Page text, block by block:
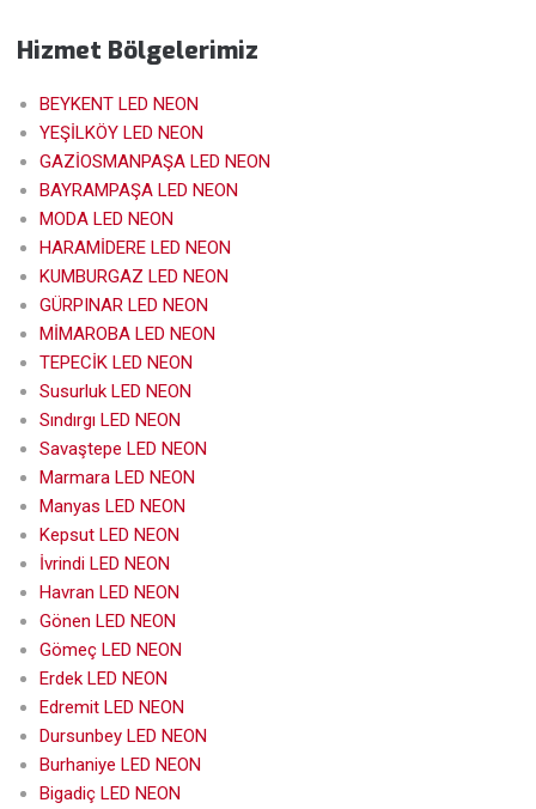
Hizmet Bölgelerimiz
BEYKENT LED NEON
YEŞİLKÖY LED NEON
GAZİOSMANPAŞA LED NEON
BAYRAMPAŞA LED NEON
MODA LED NEON
HARAMİDERE LED NEON
KUMBURGAZ LED NEON
GÜRPINAR LED NEON
MİMAROBA LED NEON
TEPECİK LED NEON
Susurluk LED NEON
Sındırgı LED NEON
Savaştepe LED NEON
Marmara LED NEON
Manyas LED NEON
Kepsut LED NEON
İvrindi LED NEON
Havran LED NEON
Gönen LED NEON
Gömeç LED NEON
Erdek LED NEON
Edremit LED NEON
Dursunbey LED NEON
Burhaniye LED NEON
Bigadiç LED NEON